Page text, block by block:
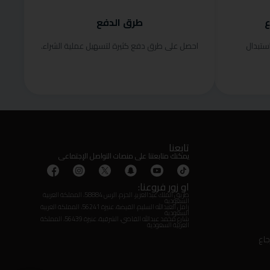
طرق الدفع
احصل على طرق دفع كثيرة لتسهيل عملية الشراء.
تابعنا
يمكنك متابعتنا على منصات التواصل الإجتماعى
او زور فروعنا: طريق الملك عبدالعزيز، الحزم، الرس 58884، المملكة العربية السعودية زامل العبدالله السليم، الفيضة، عنيزة 56241، المملكة العربية السعودية شارع محمد عبدالله القاضي، الشرقية، عنيزة 56439، المملكة العربية السعودية